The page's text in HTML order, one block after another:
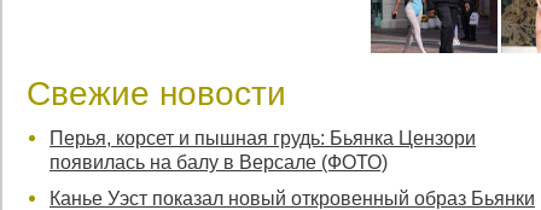
Свежие новости
Перья, корсет и пышная грудь: Бьянка Цензори
появилась на балу в Версале (ФОТО)
Канье Уэст показал новый откровенный образ Бьянки